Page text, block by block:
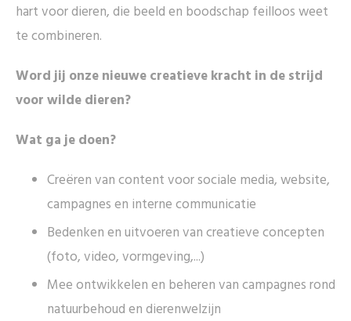
hart voor dieren, die beeld en boodschap feilloos weet
te combineren.
Word jij onze nieuwe creatieve kracht in de strijd
voor wilde dieren?
Wat ga je doen?
Creëren van content voor sociale media, website,
campagnes en interne communicatie
Bedenken en uitvoeren van creatieve concepten
(foto, video, vormgeving,...)
Mee ontwikkelen en beheren van campagnes rond
natuurbehoud en dierenwelzijn